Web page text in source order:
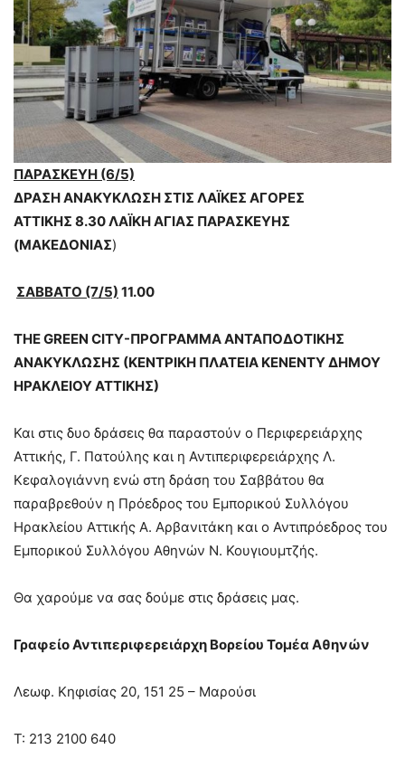
ΠΑΡΑΣΚΕΥΗ (6/5)
ΔΡΑΣΗ ΑΝΑΚΥΚΛΩΣΗ ΣΤΙΣ ΛΑΪΚΕΣ ΑΓΟΡΕΣ
ΑΤΤΙΚΗΣ 8.30 ΛΑΪΚΗ ΑΓΙΑΣ ΠΑΡΑΣΚΕΥΗΣ
(ΜΑΚΕΔΟΝΙΑΣ)
ΣΑΒΒΑΤΟ (7/5) 11.00
ΤΗΕ GREEN CITY-ΠΡΟΓΡΑΜΜΑ ΑΝΤΑΠΟΔΟΤΙΚΗΣ
ΑΝΑΚΥΚΛΩΣΗΣ (ΚΕΝΤΡΙΚΗ ΠΛΑΤΕΙΑ ΚΕΝΕΝΤΥ ΔΗΜΟΥ
ΗΡΑΚΛΕΙΟΥ ΑΤΤΙΚΗΣ)
Και στις δυο δράσεις θα παραστούν ο Περιφερειάρχης
Αττικής, Γ. Πατούλης και η Αντιπεριφερειάρχης Λ.
Κεφαλογιάννη ενώ στη δράση του Σαββάτου θα
παραβρεθούν η Πρόεδρος του Εμπορικού Συλλόγου
Ηρακλείου Αττικής Α. Αρβανιτάκη και ο Αντιπρόεδρος του
Εμπορικού Συλλόγου Αθηνών Ν. Κουγιουμτζής.
Θα χαρούμε να σας δούμε στις δράσεις μας.
Γραφείο Αντιπεριφερειάρχη Βορείου Τομέα Αθηνών
Λεωφ. Κηφισίας 20, 151 25 – Μαρούσι
Τ: 213 2100 640